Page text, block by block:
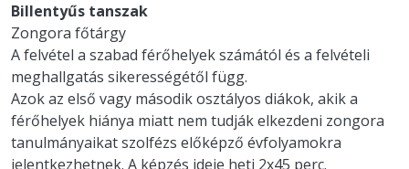
Billentyűs tanszak
Zongora főtárgy
A felvétel a szabad férőhelyek számától és a felvételi
meghallgatás sikerességétől függ.
Azok az első vagy második osztályos diákok, akik a
férőhelyek hiánya miatt nem tudják elkezdeni zongora
tanulmányaikat szolfézs előképző évfolyamokra
jelentkezhetnek. A képzés ideje heti 2x45 perc.